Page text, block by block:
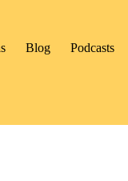
Blog Podcasts